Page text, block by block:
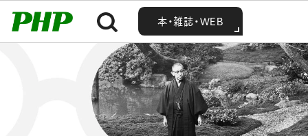
本・雑誌・WEB
本・雑誌・WEB